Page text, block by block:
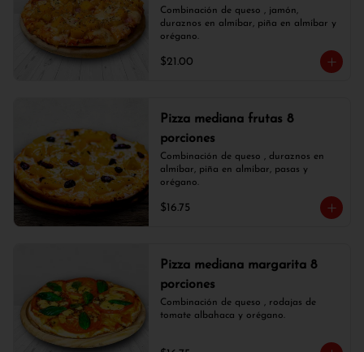
Combinación de queso , jamón,
duraznos en almíbar, piña en almíbar y
orégano.
$21.00
Pizza mediana frutas 8
porciones
Combinación de queso , duraznos en
almíbar, piña en almíbar, pasas y
orégano.
$16.75
Pizza mediana margarita 8
porciones
Combinación de queso , rodajas de
tomate albahaca y orégano.